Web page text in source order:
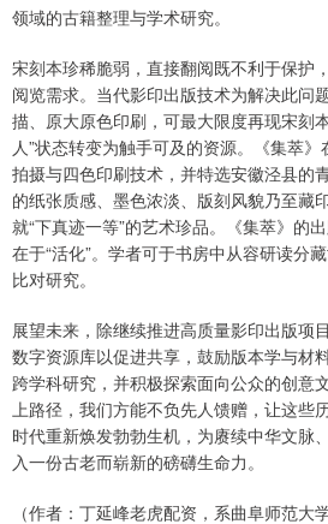
领域的古籍整理与学术研究。
宋刻本珍稀脆弱，直接翻阅既不利于保护
阅览需求。当代影印出版技术为解决此问
描、原大原色印刷，可最大限度再现宋刻
人”状态转变为触手可及的资源。《集萃
拍摄与四色印刷技术，并特选安徽泾县的
的纸张质感、墨色浓淡、版刻风貌乃至藏
就“下真迹一等”的艺术珍品。《集萃》的
在于“活化”。学者可于书房中从容研读分
比对研究。
展望未来，除继续推进高质量影印出版项
数字资源库以促进共享，鼓励版本学与材
跨学科研究，并积极探索面向公众的创意
上路径，我们方能不负先人馈赠，让这些
时代重新焕发勃勃生机，为赓续中华文脉
入一份古老而崭新的磅礴生命力。
（作者：丁延峰老虎配资，系曲阜师范大